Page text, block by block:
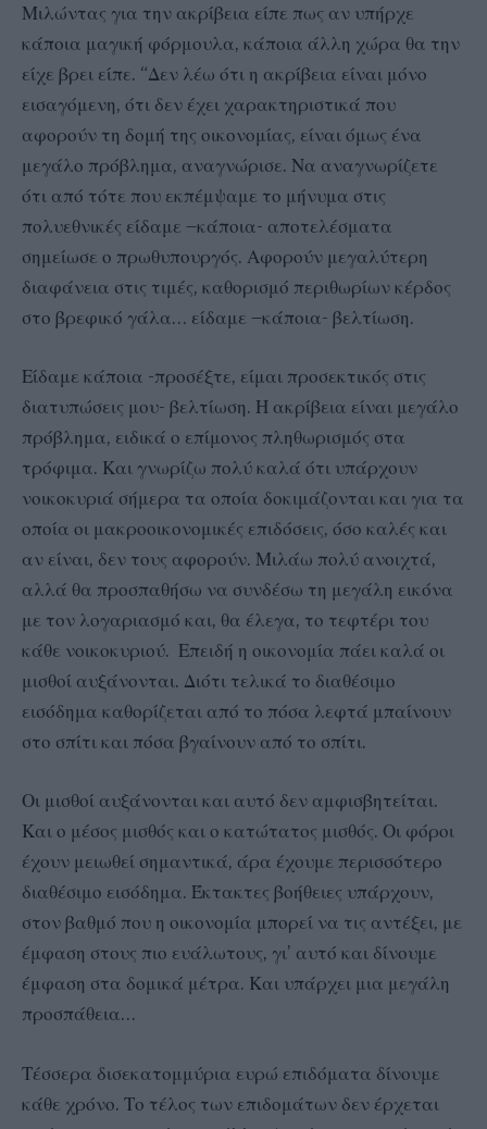
Μιλώντας για την ακρίβεια είπε πως αν υπήρχε
κάποια μαγική φόρμουλα, κάποια άλλη χώρα θα την
είχε βρει είπε. “Δεν λέω ότι η ακρίβεια είναι μόνο
εισαγόμενη, ότι δεν έχει χαρακτηριστικά που
αφορούν τη δομή της οικονομίας, είναι όμως ένα
μεγάλο πρόβλημα, αναγνώρισε. Να αναγνωρίζετε
ότι από τότε που εκπέμψαμε το μήνυμα στις
πολυεθνικές είδαμε –κάποια- αποτελέσματα
σημείωσε ο πρωθυπουργός. Αφορούν μεγαλύτερη
διαφάνεια στις τιμές, καθορισμό περιθωρίων κέρδος
στο βρεφικό γάλα… είδαμε –κάποια- βελτίωση.
Είδαμε κάποια -προσέξτε, είμαι προσεκτικός στις
διατυπώσεις μου- βελτίωση. Η ακρίβεια είναι μεγάλο
πρόβλημα, ειδικά ο επίμονος πληθωρισμός στα
τρόφιμα. Και γνωρίζω πολύ καλά ότι υπάρχουν
νοικοκυριά σήμερα τα οποία δοκιμάζονται και για τα
οποία οι μακροοικονομικές επιδόσεις, όσο καλές και
αν είναι, δεν τους αφορούν. Μιλάω πολύ ανοιχτά,
αλλά θα προσπαθήσω να συνδέσω τη μεγάλη εικόνα
με τον λογαριασμό και, θα έλεγα, το τεφτέρι του
κάθε νοικοκυριού. Επειδή η οικονομία πάει καλά οι
μισθοί αυξάνονται. Διότι τελικά το διαθέσιμο
εισόδημα καθορίζεται από το πόσα λεφτά μπαίνουν
στο σπίτι και πόσα βγαίνουν από το σπίτι.
Οι μισθοί αυξάνονται και αυτό δεν αμφισβητείται.
Και ο μέσος μισθός και ο κατώτατος μισθός. Οι φόροι
έχουν μειωθεί σημαντικά, άρα έχουμε περισσότερο
διαθέσιμο εισόδημα. Έκτακτες βοήθειες υπάρχουν,
στον βαθμό που η οικονομία μπορεί να τις αντέξει, με
έμφαση στους πιο ευάλωτους, γι’ αυτό και δίνουμε
έμφαση στα δομικά μέτρα. Και υπάρχει μια μεγάλη
προσπάθεια…
Τέσσερα δισεκατομμύρια ευρώ επιδόματα δίνουμε
κάθε χρόνο. Το τέλος των επιδομάτων δεν έρχεται